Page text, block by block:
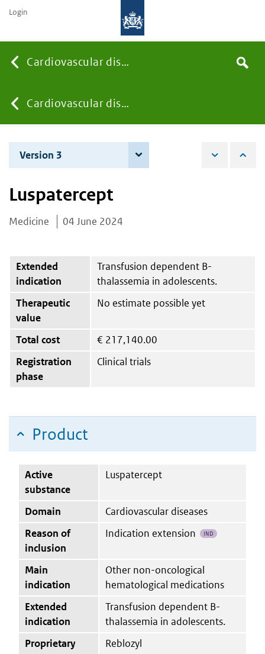
Cardiovascular diseases
You
are
here:
Cardiovascular diseases
the
Search
Login
Version 3
Luspatercept
Medicine 04 June 2024
Extended
indication
Transfusion dependent B-
thalassemia in adolescents.
Therapeutic
value
No estimate possible yet
Total cost € 217,140.00
Registration
phase
Clinical trials
Product
Active
substance
Luspatercept
Domain
Cardiovascular diseases
Reason of
inclusion
Indication extension IND
Main
indication
Other non-oncological
hematological medications
Extended
indication
Transfusion dependent B-
thalassemia in adolescents.
Proprietary
Reblozyl